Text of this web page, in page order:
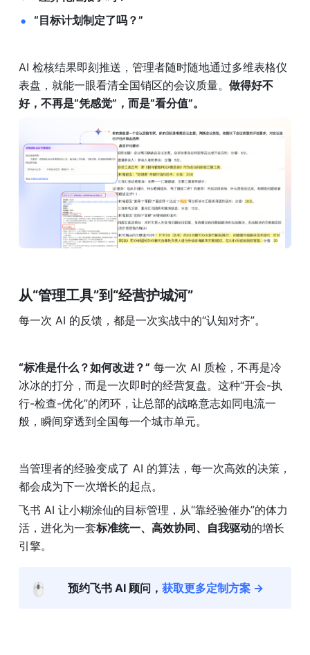
“目标计划制定了吗？”
AI 检核结果即刻推送，管理者随时随地通过多维表格仪
表盘，就能一眼看清全国销区的会议质量。 做得好不
好，不再是“凭感觉”，而是“看分值”。
从“管理工具”到“经营护城河”
每一次 AI 的反馈，都是一次实战中的“认知对齐”。
“标准是什么？如何改进？” 每一次 AI 质检，不再是冷
冰冰的打分，而是一次即时的经营复盘。这种“开会-执
行-检查-优化”的闭环，让总部的战略意志如同电流一
般，瞬间穿透到全国每一个城市单元。
当管理者的经验变成了 AI 的算法，每一次高效的决策，
都会成为下一次增长的起点。
飞书 AI 让小糊涂仙的目标管理，从“靠经验催办”的体力
活，进化为一套标准统一、高效协同、自我驱动的增长
引擎。
🖱️ 预约飞书 AI 顾问， 获取更多定制方案 →